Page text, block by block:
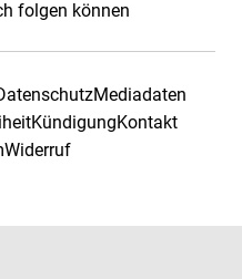
folgen können
Mediadaten
KündigungKontakt
Widerruf